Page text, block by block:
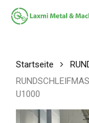
Zum
Hauptinhalt
Startseite
U1000